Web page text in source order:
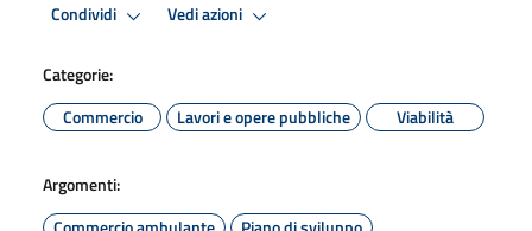
Condividi Vedi azioni
Categorie:
Commercio
Lavori e opere pubbliche Viabilità
Argomenti: